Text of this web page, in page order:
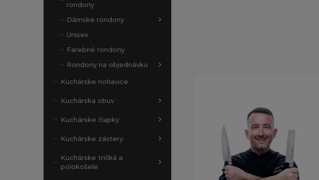
rondony
Dámske rondony
Unisex
Farebné rondony
Rondony na objednávku
Kuchárske nohavice
Kuchárska obuv
Kuchárske čiapky
Kuchárske zástery
Kuchárske tričká a
polokošele